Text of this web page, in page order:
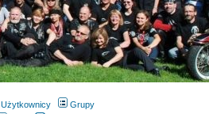
Użytkownicy
Grupy